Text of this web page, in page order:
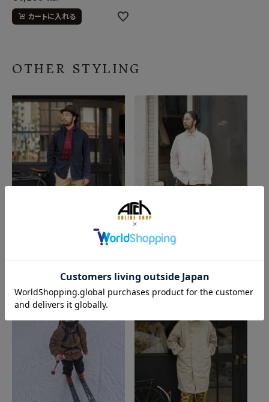
カートに入れる
OTHER STYLING
2026/04/26 2026/04/12